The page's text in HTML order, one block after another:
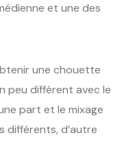
et une des
une chouette
peu différent avec le
part et le mixage
différents, d’autre